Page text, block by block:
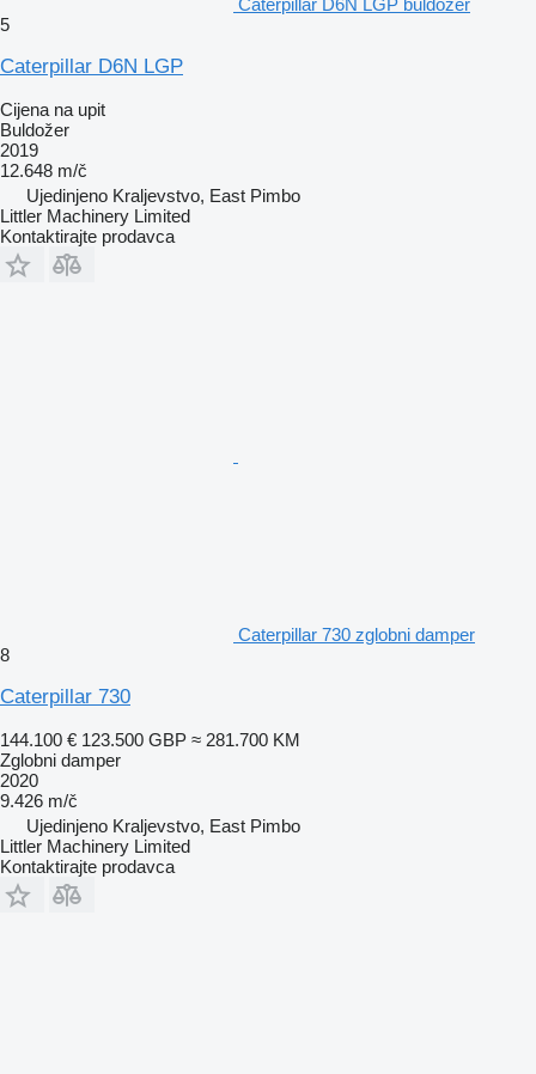
Caterpillar D6N LGP buldožer
5
Caterpillar D6N LGP
Cijena na upit
Buldožer
2019
12.648 m/č
Ujedinjeno Kraljevstvo, East Pimbo
Littler Machinery Limited
Kontaktirajte prodavca
Caterpillar 730 zglobni damper
8
Caterpillar 730
144.100 € 123.500 GBP ≈ 281.700 KM
Zglobni damper
2020
9.426 m/č
Ujedinjeno Kraljevstvo, East Pimbo
Littler Machinery Limited
Kontaktirajte prodavca